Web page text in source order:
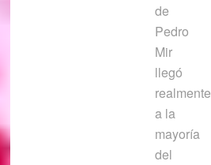
de
Pedro
Mir
llegó
realmente
a la
mayoría
del